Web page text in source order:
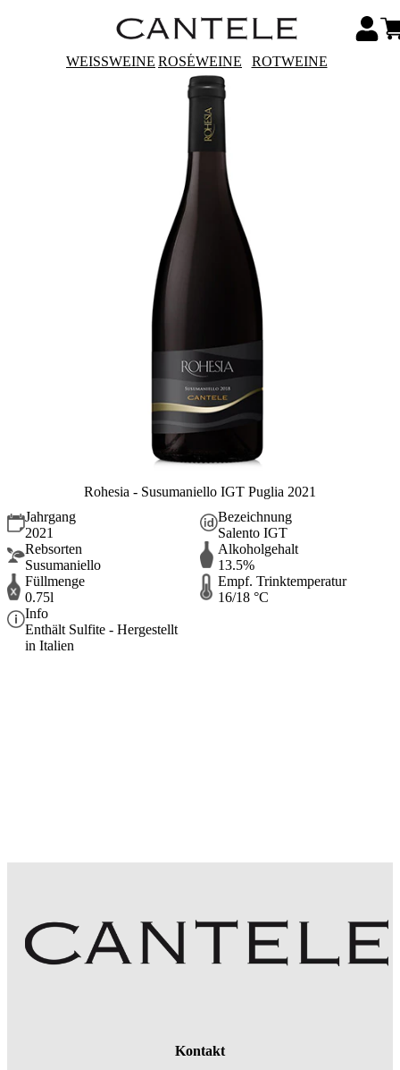
WEISSWEINE ROSÉWEINE ROTWEINE
Rohesia - Susumaniello IGT Puglia 2021
Jahrgang
2021
Bezeichnung
Salento IGT
Rebsorten
Susumaniello
Alkoholgehalt
13.5%
Füllmenge
0.75l
Empf. Trinktemperatur
16/18 °C
Info
Enthält Sulfite - Hergestellt
in Italien
Kontakt